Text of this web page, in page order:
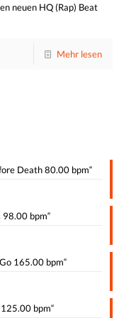
neuen HQ (Rap) Beat
Mehr lesen
Death 80.00 bpm“
98.00 bpm“
165.00 bpm“
bpm“